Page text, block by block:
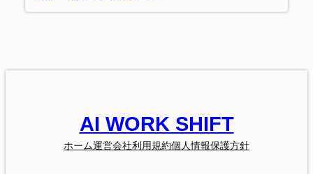
AI WORK SHIFT
ホーム運営会社利用規約個人情報保護方針